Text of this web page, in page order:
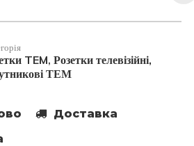
TEM, Розетки телевізійні,
ТЕМ
Доставка